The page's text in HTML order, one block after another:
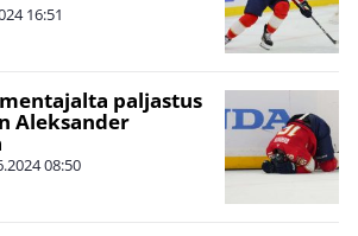
16:51
paljastus
Aleksander
08:50